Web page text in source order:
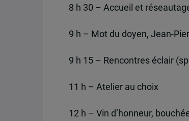
8 h 30 – Accueil et
9 h – Mot du doyen, Jean-
9 h 15 – Rencontres éclair
11 h – Atelier au choix
12 h – Vin d’honneur,